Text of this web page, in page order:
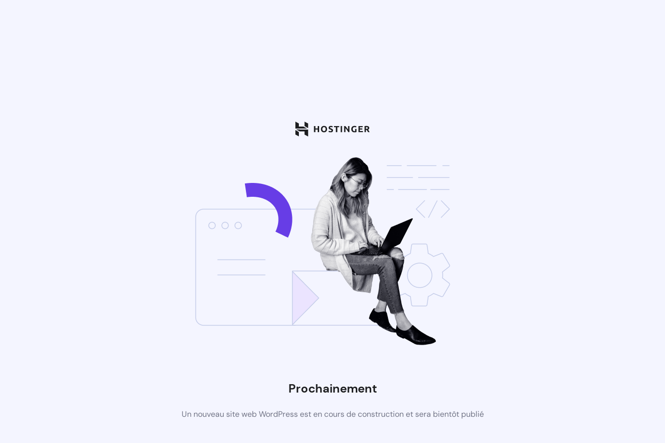
Prochainement
Un nouveau site web WordPress est en cours de construction et sera bientôt publié